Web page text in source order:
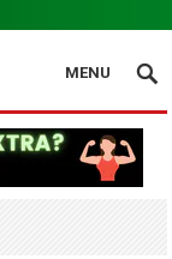
MENU